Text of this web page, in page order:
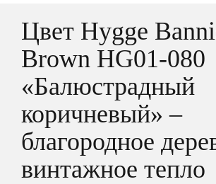
Цвет Hygge
Brown HG01-080
«Балюстрадный
коричневый» –
благородное
винтажное тепло